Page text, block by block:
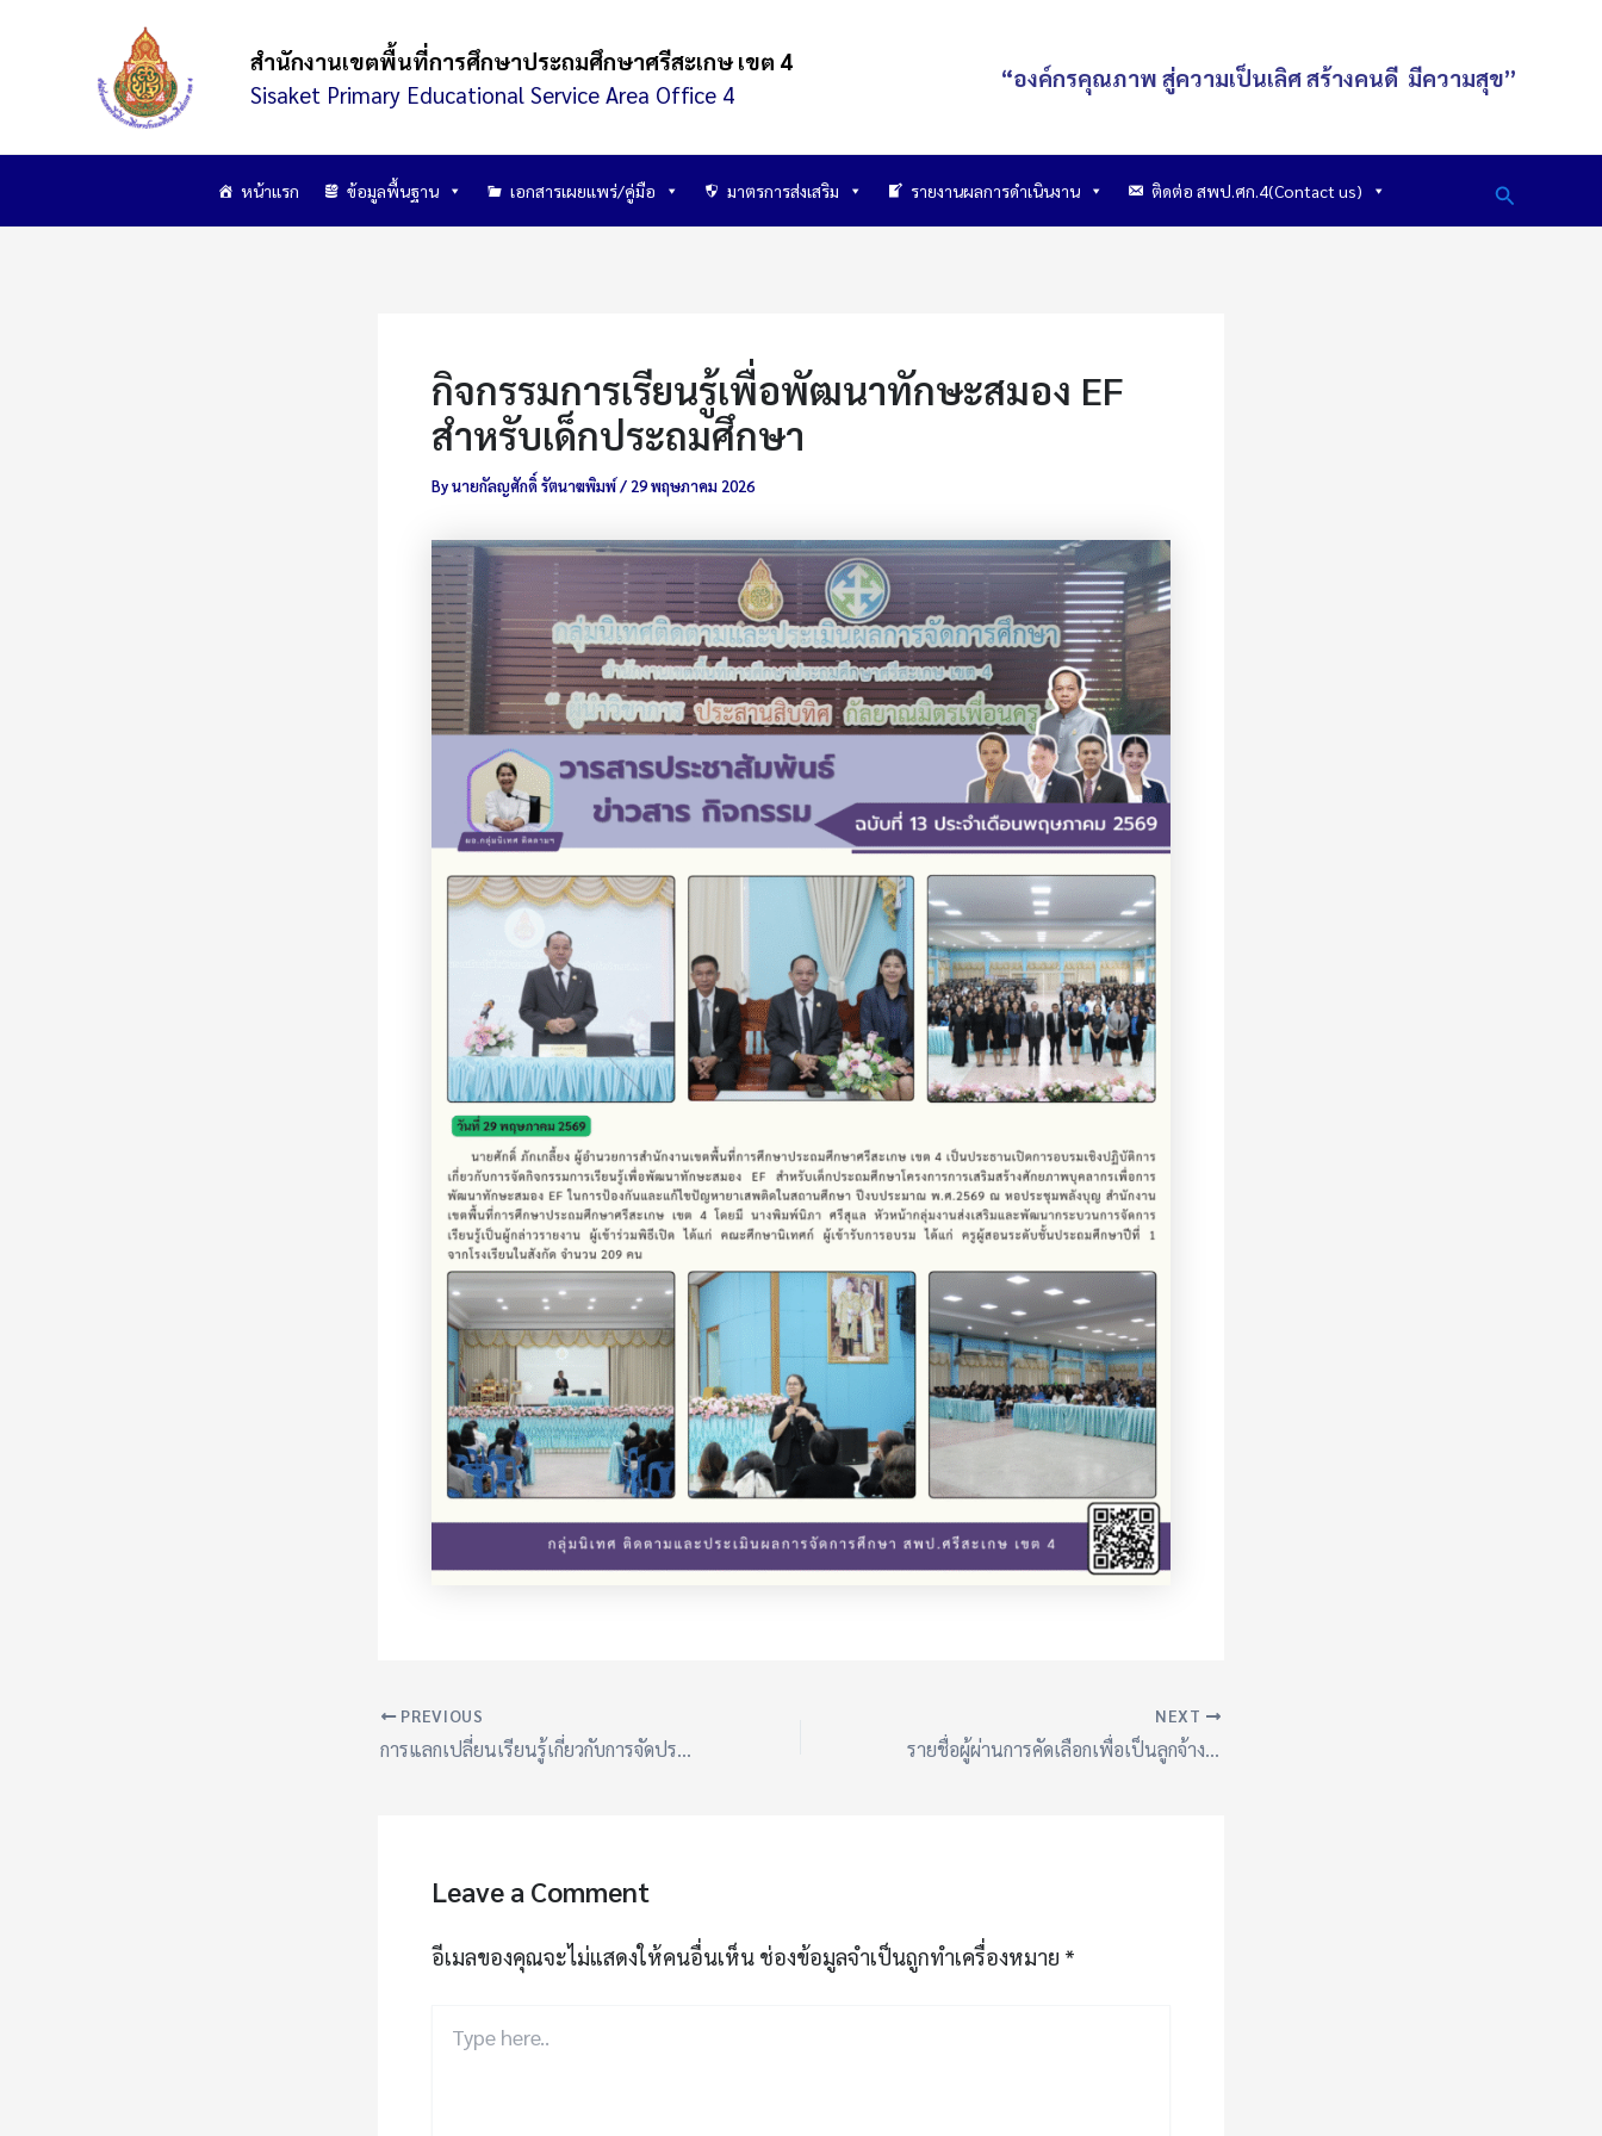
สำนักงานเขตพื้นที่การศึกษาประถมศึกษาศรีสะเกษ เขต 4
Sisaket Primary Educational Service Area Office 4
“องค์กรคุณภาพ สู่ความเป็นเลิศสร้างคนดี มีความสุข”
หน้าแรก ข้อมูลพื้นฐาน เอกสารเผยแพร่/คู่มือ มาตรการส่งเสริม รายงานผลการดำเนินงาน ติดต่อ สพป.ศก.4(Contact us) Search
กิจกรรมการเรียนรู้เพื่อพัฒนาทักษะสมอง EF
สำหรับเด็กประถมศึกษา
Byนายกัลญศักดิ์ รัตนาฆพิมพ์/ 29 พฤษภาคม 2026
PREVIOUS
การแลกเปลี่ยนเรียนรู้เกี่ยวกับการจัดประสบการณ์เพื่อพัฒนาทักษะสมอง EF สำหรับเด็กปฐมวัย
NEXT
รายชื่อผู้ผ่านการคัดเลือกเพื่อเป็นลูกจ้างชั่วคราวรายเดือน จากเงินงบประมาณ ประเภทงบบุคลากร ตำแหน่ง ครูผู้ช่วย สังกัด สำนักงานเขตพื้นที่การศึกษาประถมศึกษาศรีสะเกษ เขต ๔
Leave a Comment
อีเมลของคุณจะไม่แสดงให้คนอื่นเห็น ช่องข้อมูลจำเป็นถูกทำเครื่องหมาย *
here..